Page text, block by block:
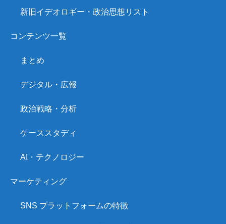
新旧イデオロギー・政治思想リスト
コンテンツ一覧
まとめ
デジタル・広報
政治戦略・分析
ケーススタディ
AI・テクノロジー
マーケティング
SNS プラットフォームの特徴